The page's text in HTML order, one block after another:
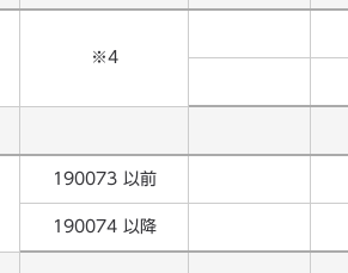
※4
190073 以前
190074 以降